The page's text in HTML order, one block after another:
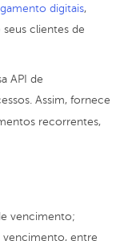
digitais,
clientes de
API de
Assim, fornece
recorrentes,
vencimento;
entre